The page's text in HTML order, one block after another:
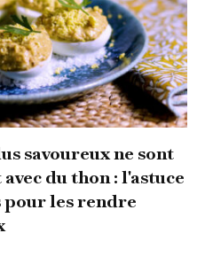
savoureux ne sont
du thon : l'astuce
pour les rendre